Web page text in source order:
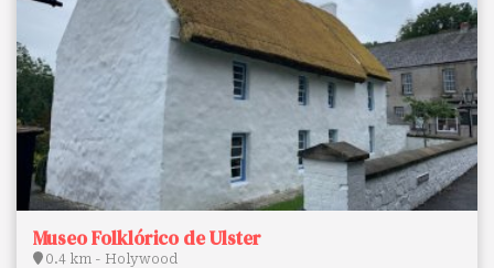
Museo Folklórico de Ulster
0.4 km - Holywood